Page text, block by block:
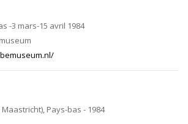
-3 mars-15 avril 1984
Pays-bas - 1984